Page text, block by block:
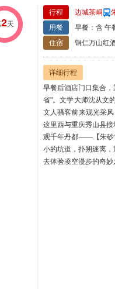
2天
行程 边城茶峒
用餐
早餐：含 午
住宿
铜仁万山红
详细行程
早餐后酒店门口集合
省"。文学大师沈从文
文人骚客前来观光采
这里西与重庆秀山县
观千年丹都——【朱砂
小的坑道，扑朔迷离
去体验凌空漫步的奇